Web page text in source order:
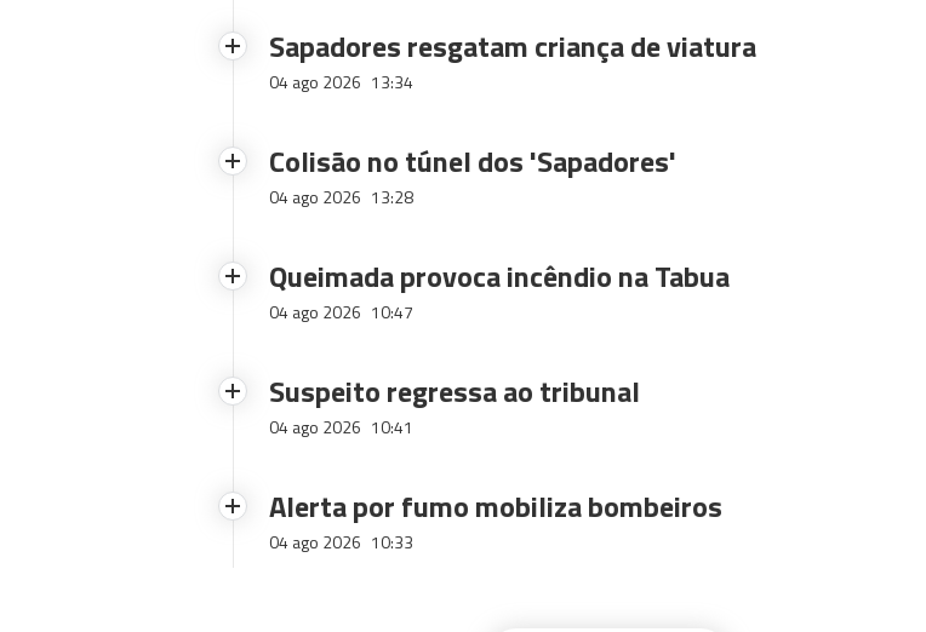
Sapadores resgatam criança de viatura
04 ago 2026 13:34
Colisão no túnel dos 'Sapadores'
04 ago 2026 13:28
Queimada provoca incêndio na Tabua
04 ago 2026 10:47
Suspeito regressa ao tribunal
04 ago 2026 10:41
Alerta por fumo mobiliza bombeiros
04 ago 2026 10:33